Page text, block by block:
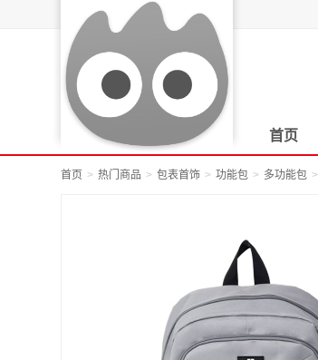
首页
首页 热门商品 包表首饰 功能包 多功能包